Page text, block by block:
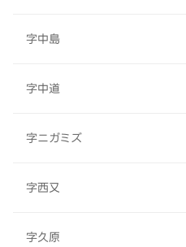
字中島
字中道
字ニガミズ
字西又
字久原